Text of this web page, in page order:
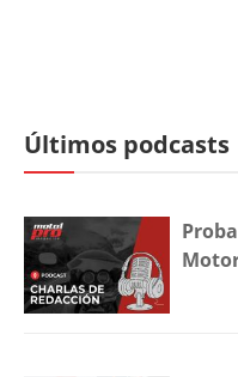
Últimos podcasts